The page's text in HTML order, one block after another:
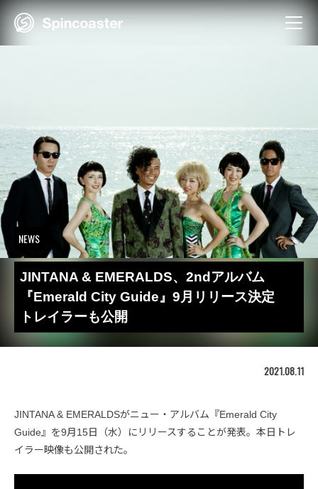
Skip
NEWS
JINTANA & EMERALDS、2ndアルバム
『Emerald City Guide』9月リリース決定
トレイラーも公開
2021.08.11
JINTANA & EMERALDSがニュー・アルバム『Emerald City
Guide』を9月15日（水）にリリースすることが発表。本日トレ
イラー映像も公開された。